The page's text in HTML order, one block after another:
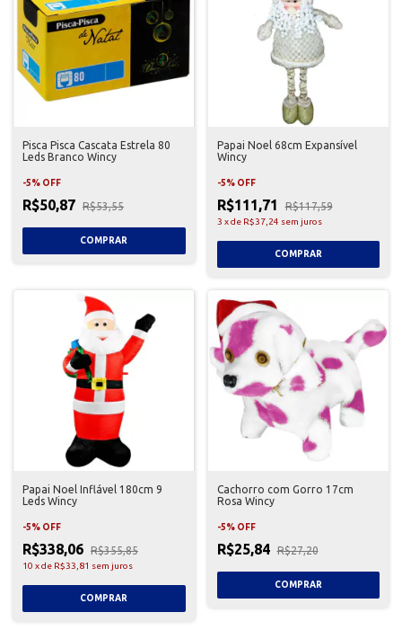
Pisca Pisca Cascata Estrela 80
Leds Branco Wincy
-5% OFF
R$50,87 R$53,55
Papai Noel 68cm Expansível
Wincy
-5% OFF
R$111,71 R$117,59
3 xde R$37,24 sem juros
Papai Noel Inflável 180cm 9
Leds Wincy
-5% OFF
R$338,06 R$355,85
10 xde R$33,81 sem juros
Cachorro com Gorro 17cm
Rosa Wincy
-5% OFF
R$25,84 R$27,20